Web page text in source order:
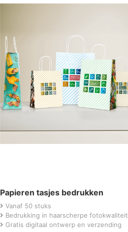
Papieren tasjes bedrukken
Vanaf 50 stuks
Bedrukking in haarscherpe fotokwaliteit
Gratis digitaal ontwerp en verzending